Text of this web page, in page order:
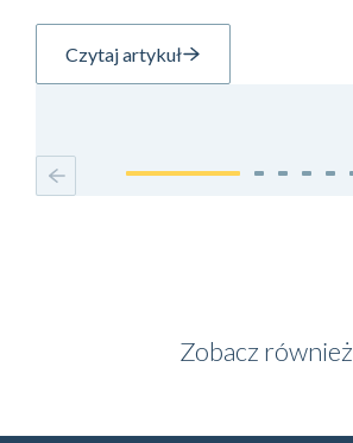
Czytaj artykuł
Zobacz również